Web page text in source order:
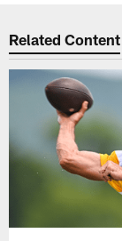
Related Content